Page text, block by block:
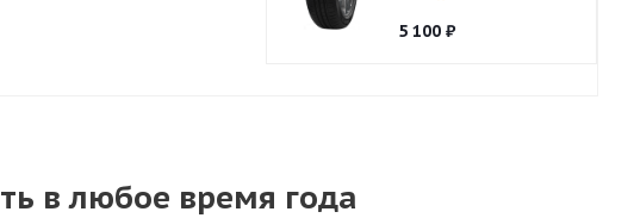
5 100 ₽
в любое время года